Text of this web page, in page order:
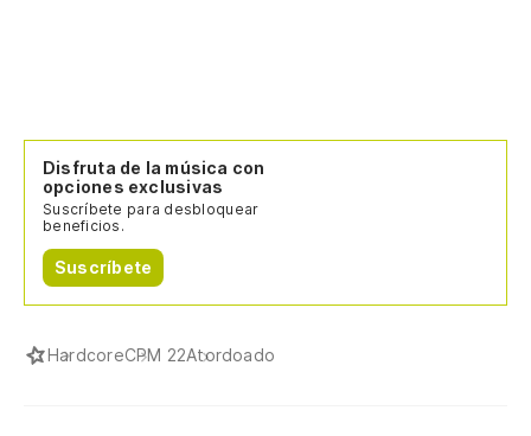
Disfruta de la música con
opciones exclusivas
Suscríbete para desbloquear
beneficios.
Suscríbete
HardcoreCPM 22Atordoado